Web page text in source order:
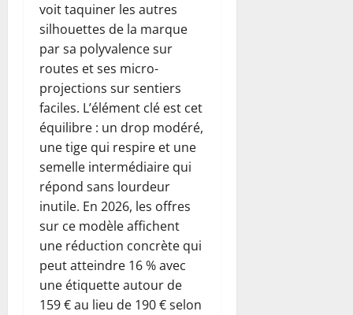
voit taquiner les autres
silhouettes de la marque
par sa polyvalence sur
routes et ses micro-
projections sur sentiers
faciles. L’élément clé est cet
équilibre : un drop modéré,
une tige qui respire et une
semelle intermédiaire qui
répond sans lourdeur
inutile. En 2026, les offres
sur ce modèle affichent
une réduction concrète qui
peut atteindre 16 % avec
une étiquette autour de
159 € au lieu de 190 € selon